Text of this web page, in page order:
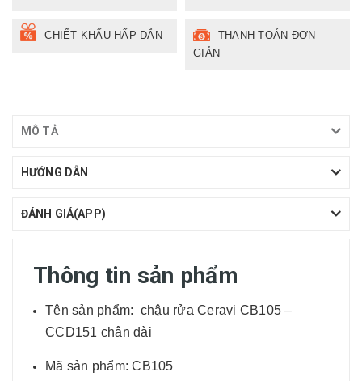
CHIẾT KHẤU HẤP DẪN
THANH TOÁN ĐƠN
GIẢN
MÔ TẢ
HƯỚNG DẪN
ĐÁNH GIÁ(APP)
Thông tin sản phẩm
Tên sản phẩm: chậu rửa Ceravi CB105 –
CCD151 chân dài
Mã sản phẩm: CB105